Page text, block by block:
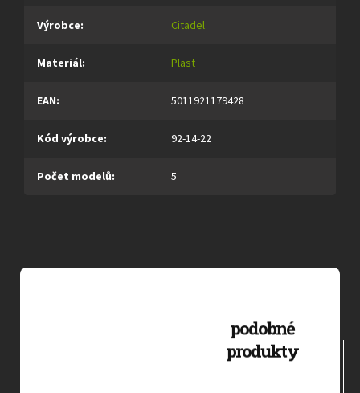
Výrobce: Citadel
Materiál: Plast
EAN: 5011921179428
Kód výrobce: 92-14-22
Počet modelů: 5